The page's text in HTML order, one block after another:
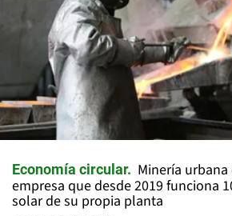
Economía circular
Minería urbana
empresa que desde 2019 funciona
solar de su propia planta